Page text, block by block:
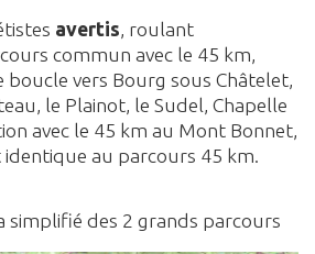
avertis, roulant
commun avec le 45 km,
boucle vers Bourg sous Châtelet,
le Plainot, le Sudel, Chapelle
avec le 45 km au Mont Bonnet,
au parcours 45 km.
simplifié des 2 grands parcours